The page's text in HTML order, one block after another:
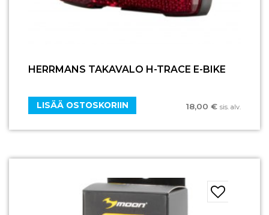
HERRMANS TAKAVALO H-TRACE E-BIKE
18,00 € sis. alv.
LISÄÄ OSTOSKORIIN